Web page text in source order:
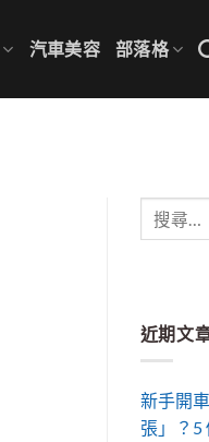
汽車美容 部落格
近期文
新手開
張」？5